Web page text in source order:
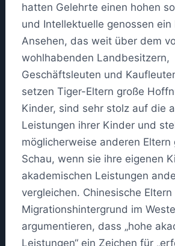
hatten Gelehrte einen hohen
und Intellektuelle genossen ein
Ansehen, das weit über dem
wohlhabenden Landbesitzern,
Geschäftsleuten und
setzen Tiger-Eltern große
Kinder, sind sehr stolz auf die
Leistungen ihrer Kinder und
möglicherweise anderen Eltern
Schau, wenn sie ihre eigenen
akademischen Leistungen
vergleichen. Chinesische Eltern
Migrationshintergrund im
argumentieren, dass „hohe
Leistungen“ ein Zeichen für